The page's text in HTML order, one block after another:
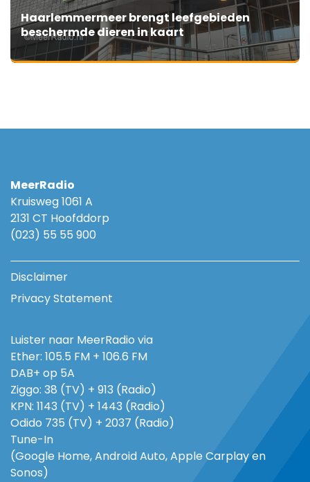
Haarlemmermeer brengt leefgebieden
beschermde dieren in kaart
MeerRadio
Kruisweg 1061 A
2131 CT Hoofddorp
(023) 55 55 900
Disclaimer
Privacy Statement
Luister naar MeerRadio via
Ether: 105.5 FM + 106.6 FM
DAB+ op 5A
Ziggo: 38 (TV) + 913 (Radio)
KPN: 1143 (TV) + 1443 (Radio)
Odido 735 (TV) + 2037 (Radio)
Tune-In
(Google Home, Android Auto, Apple Carplay en
Sonos)